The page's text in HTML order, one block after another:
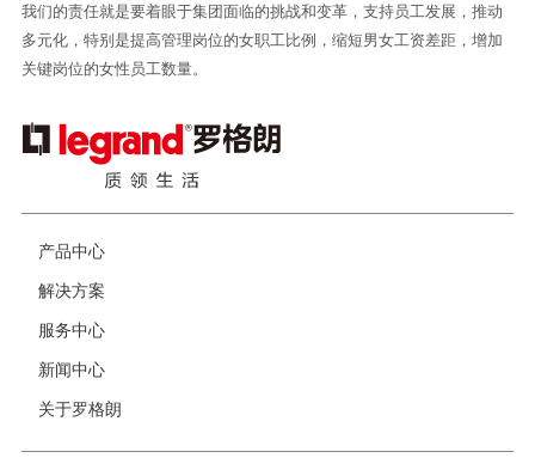
我们的责任就是要着眼于集团面临的挑战和变革，支持员工发展，推动
多元化，特别是提高管理岗位的女职工比例，缩短男女工资差距，增加
关键岗位的女性员工数量。
像
页产品中心
解决方案
服务中心
新闻中心
关于罗格朗